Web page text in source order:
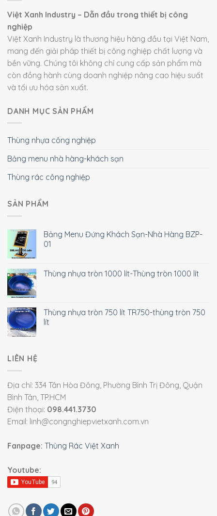
Việt Xanh Industry – Dẫn đầu trong thiết bị công
nghiệp
Việt Xanh Industry là thương hiệu hàng đầu tại Việt Nam,
mang đến giải pháp thiết bị công nghiệp chất lượng và
bền vững. Chúng tôi không chỉ cung cấp sản phẩm mà
còn đồng hành cùng doanh nghiệp nâng cao hiệu suất
và tối ưu hóa sản xuất.
DANH MỤC SẢN PHẨM
Thùng nhựa công nghiệp
Bảng menu nhà hàng-khách sạn
Thùng rác công nghiệp
SẢN PHẨM
Bảng Menu Đứng Khách Sạn-Nhà Hàng BZP-
01
Thùng nhựa tròn 1000 lít-Thùng tròn 1000 lít
Thùng nhựa tròn 750 lít TR750-thùng tròn 750
lít
LIÊN HỆ
Địa chỉ: 334 Tân Hòa Đông, Phường Bình Trị Đông, Quận
Bình Tân, TP.HCM
Điện thoại: 098.441.3730
Email: linh@congnghiepvietxanh.com.vn
Fanpage: Thùng Rác Việt Xanh
Youtube: